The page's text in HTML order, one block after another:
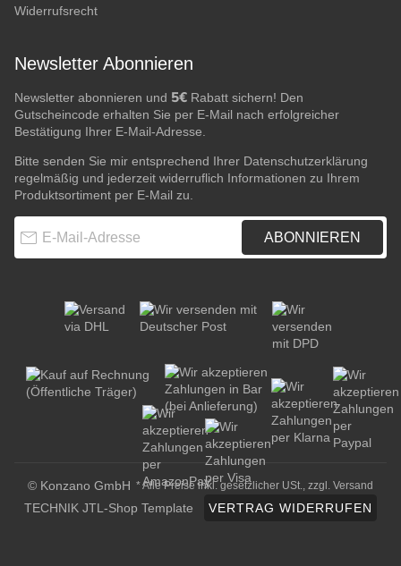
Widerrufsrecht
Newsletter Abonnieren
Newsletter abonnieren und 5€ Rabatt sichern! Den
Gutscheincode erhalten Sie per E-Mail nach erfolgreicher
Bestätigung Ihrer E-Mail-Adresse.
Bitte senden Sie mir entsprechend Ihrer Datenschutzerklärung
regelmäßig und jederzeit widerruflich Informationen zu Ihrem
Produktsortiment per E-Mail zu.
ABONNIEREN
© Konzano GmbH * Alle Preise inkl. gesetzlicher USt., zzgl. Versand
TECHNIK JTL-Shop Template VERTRAG WIDERRUFEN